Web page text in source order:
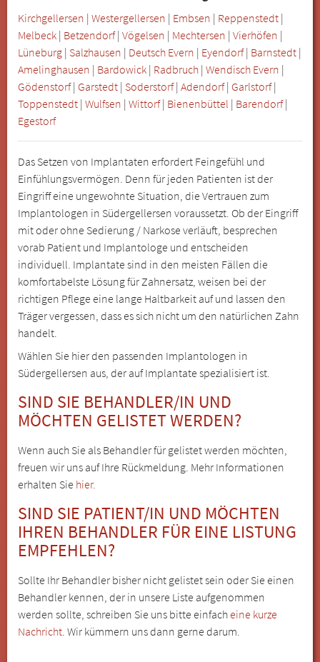
Kirchgellersen | Westergellersen | Embsen | Reppenstedt |
Melbeck | Betzendorf| Vögelsen | Mechtersen | Vierhöfen |
Lüneburg | Salzhausen | Deutsch Evern | Eyendorf| Barnstedt |
Amelinghausen | Bardowick | Radbruch | Wendisch Evern |
Gödenstorf| Garstedt | Soderstorf| Adendorf| Garlstorf|
Toppenstedt | Wulfsen | Wittorf| Bienenbüttel | Barendorf|
Egestorf
Das Setzen von Implantaten erfordert Feingefühl und
Einfühlungsvermögen. Denn für jeden Patienten ist der
Eingriff eine ungewohnte Situation, die Vertrauen zum
Implantologen in Südergellersen voraussetzt. Ob der Eingriff
mit oder ohne Sedierung / Narkose verläuft, besprechen
vorab Patient und Implantologe und entscheiden
individuell. Implantate sind in den meisten Fällen die
komfortabelste Lösung für Zahnersatz, weisen bei der
richtigen Pflege eine lange Haltbarkeit auf und lassen den
Träger vergessen, dass es sich nicht um den natürlichen Zahn
handelt.
Wählen Sie hier den passenden Implantologen in
Südergellersen aus, der auf Implantate spezialisiert ist.
SIND SIE BEHANDLER/IN UND
MÖCHTEN GELISTET WERDEN?
Wenn auch Sie als Behandler für gelistet werden möchten,
freuen wir uns auf Ihre Rückmeldung. Mehr Informationen
erhalten Sie hier.
SIND SIE PATIENT/IN UND MÖCHTEN
IHREN BEHANDLER FÜR EINE LISTUNG
EMPFEHLEN?
Sollte Ihr Behandler bisher nicht gelistet sein oder Sie einen
Behandler kennen, der in unsere Liste aufgenommen
werden sollte, schreiben Sie uns bitte einfacheine kurze
Nachricht. Wir kümmern uns dann gerne darum.